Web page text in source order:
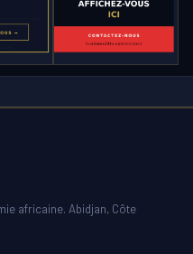
africaine. Abidjan, Côte